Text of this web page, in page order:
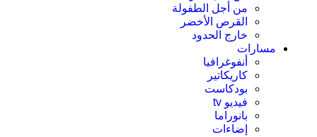
من أجل الطفولة
القرص الأخضر
خارج الحدود
مسارات
أنفوغرافيا
كاريكاتير
بودكاست
فيديو tv
بانوراما
إضاءات